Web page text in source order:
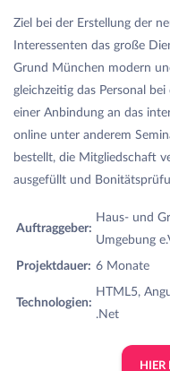
Ziel bei der Erstellung der
Interessenten das große
Grund München modern
gleichzeitig das Personal
einer Anbindung an das
online unter anderem
bestellt, die Mitgliedschaft
ausgefüllt und
Auftraggeber:
Haus- und
Umgebung
Projektdauer: 6 Monate
Technologien:
HTML5,
.Net
HIER